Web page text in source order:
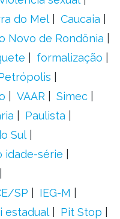
do Mel
Caucaia
Novo de Rondônia
formalização
VAAR
Simec
Paulista
Sul
idade-série
SP
IEG-M
estadual
Pit Stop